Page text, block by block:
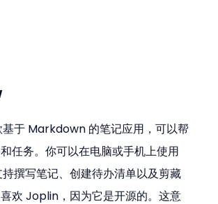
基于 Markdown 的笔记应用，可以帮
任务。你可以在电脑或手机上使用
撰写笔记、创建待办清单以及剪藏
欢 Joplin，因为它是开源的。这意